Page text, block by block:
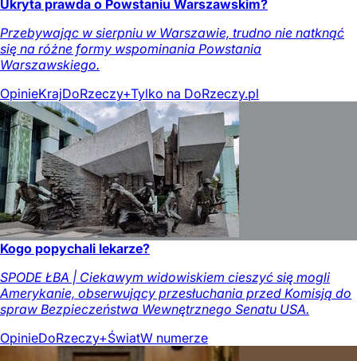
Ukryta prawda o Powstaniu Warszawskim?
Przebywając w sierpniu w Warszawie, trudno nie natknąć
się na różne formy wspominania Powstania
Warszawskiego.
OpinieKrajDoRzeczy+Tylko na DoRzeczy.pl
Kogo popychali lekarze?
SPODE ŁBA | Ciekawym widowiskiem cieszyć się mogli
Amerykanie, obserwujący przesłuchania przed Komisją do
spraw Bezpieczeństwa Wewnętrznego Senatu USA.
OpinieDoRzeczy+ŚwiatW numerze